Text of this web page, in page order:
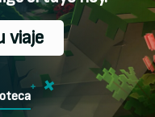
viaje